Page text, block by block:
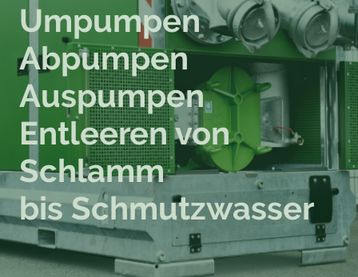
Umpumpen
Abpumpen
Auspumpen
Entleeren von
Schlamm
bis Schmutzwasser